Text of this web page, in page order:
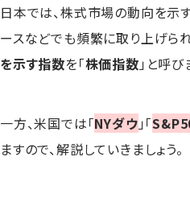
日本では、株式市場の動向を示
ースなどでも頻繁に取り上げら
を示す指数を「株価指数 」と呼び
一方、米国では「NYダウ 」「
ますので、解説していきましょう。